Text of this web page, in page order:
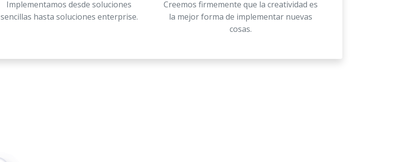
Implementamos desde soluciones
sencillas hasta soluciones enterprise.
Creemos firmemente que la creatividad es
la mejor forma de implementar nuevas
cosas.